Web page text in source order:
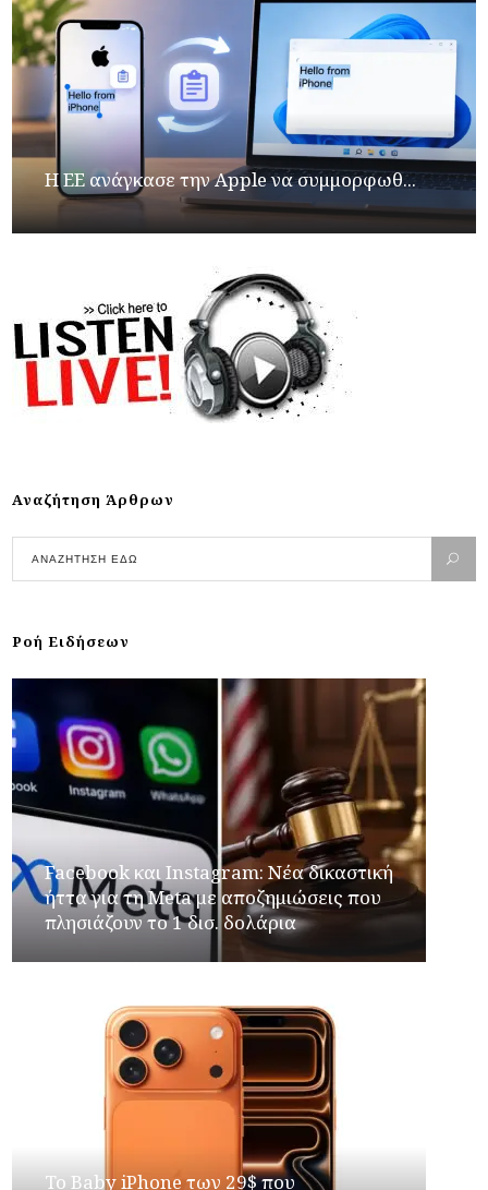
H ΕΕ ανάγκασε την Apple να συμμορφωθ...
Αναζήτηση Άρθρων
Ροή Ειδήσεων
Facebook και Instagram: Νέα δικαστική
ήττα για τη Meta με αποζημιώσεις που
πλησιάζουν το 1 δισ. δολάρια
Το Baby iPhone των 29$ που